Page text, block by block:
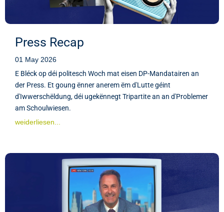
Press Recap
01 May 2026
E Bléck op déi politesch Woch mat eisen DP-Mandatairen an
der Press. Et goung ënner anerem ëm d'Lutte géint
d'Iwwerschëldung, déi ugekënnegt Tripartite an an d'Problemer
am Schoulwiesen.
weiderliesen...